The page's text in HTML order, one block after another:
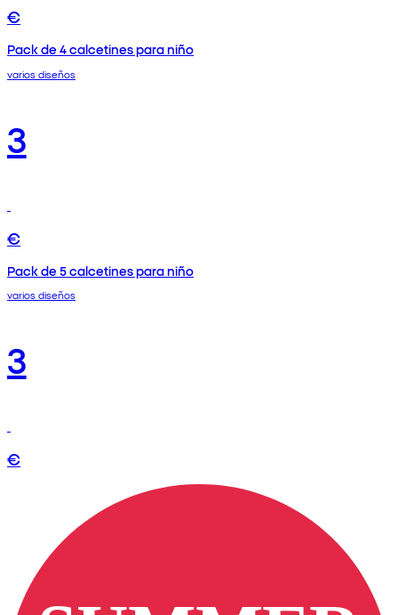
€
Pack de 4 calcetines para niño
varios diseños
3
€
Pack de 5 calcetines para niño
varios diseños
3
€